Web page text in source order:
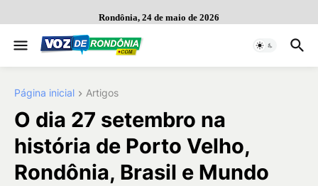
Rondônia, 24 de maio de 2026
Página inicial Artigos
O dia 27 setembro na
história de Porto Velho,
Rondônia, Brasil e Mundo